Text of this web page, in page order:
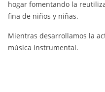
hogar fomentando la
fina de niños y niñas.
Mientras desarrollamos la
música instrumental.